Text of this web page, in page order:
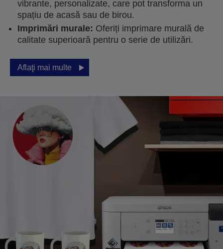
vibrante, personalizate, care pot transforma un
spațiu de acasă sau de birou.
Imprimări murale: Oferiți imprimare murală de
calitate superioară pentru o serie de utilizări.
Aflaţi mai multe